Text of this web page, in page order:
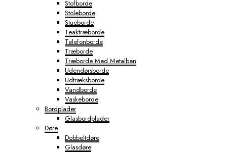
Stofborde
Stoleborde
Stueborde
Teaktræborde
Telefonborde
Træborde
Træborde Med Metalben
Udendørsborde
Udtræksborde
Vandborde
Vaskeborde
Bordplader
Glasbordplader
Døre
Dobbeltdøre
Glasdøre